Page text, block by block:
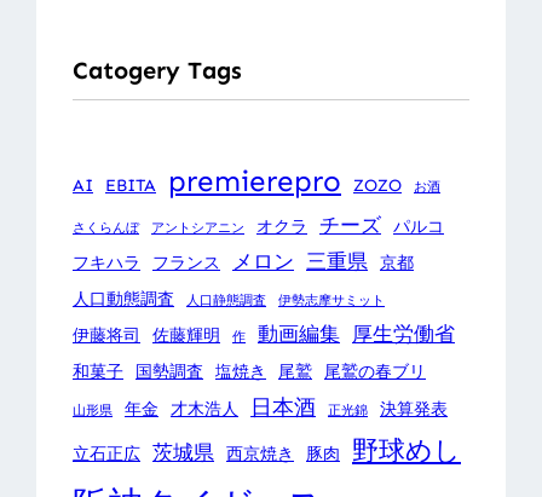
Catogery Tags
AI EBITA premierepro ZOZO お酒
さくらんぼ アントシアニン オクラ チーズ パルコ
フキハラ
フランス メロン 三重県 京都
人口動態調査
人口静態調査 伊勢志摩サミット
伊藤将司 佐藤輝明 作 動画編集 厚生労働省
和菓子 国勢調査 塩焼き 尾鷲 尾鷲の春ブリ
山形県 年金 才木浩人 日本酒 正光錦 決算発表
立石正広 茨城県 西京焼き 豚肉 野球めし